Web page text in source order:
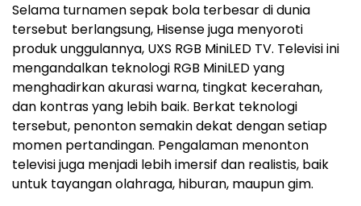
Selama turnamen sepak bola terbesar di dunia
tersebut berlangsung, Hisense juga menyoroti
produk unggulannya, UXS RGB MiniLED TV. Televisi ini
mengandalkan teknologi RGB MiniLED yang
menghadirkan akurasi warna, tingkat kecerahan,
dan kontras yang lebih baik. Berkat teknologi
tersebut, penonton semakin dekat dengan setiap
momen pertandingan. Pengalaman menonton
televisi juga menjadi lebih imersif dan realistis, baik
untuk tayangan olahraga, hiburan, maupun gim.